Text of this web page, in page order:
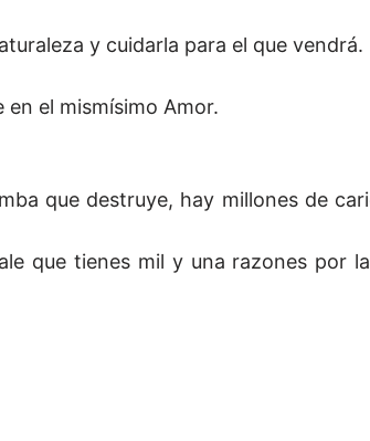
y cuidarla para el que vendrá.
el mismísimo Amor.
que destruye, hay millones de
que tienes mil y una razones por